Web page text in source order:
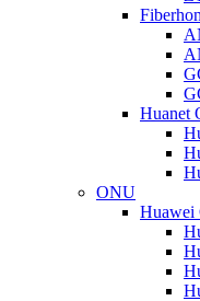
Huanet
ONU
Huawei